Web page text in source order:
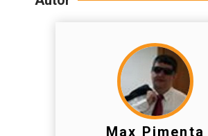
Max Pimenta